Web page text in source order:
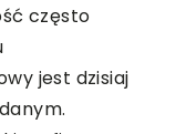
często
jest dzisiaj